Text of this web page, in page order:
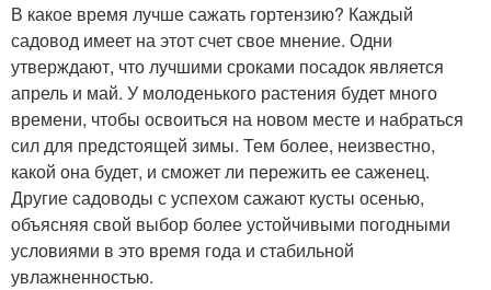
В какое время лучше сажать гортензию? Каждый
садовод имеет на этот счет свое мнение. Одни
утверждают, что лучшими сроками посадок является
апрель и май. У молоденького растения будет много
времени, чтобы освоиться на новом месте и набраться
сил для предстоящей зимы. Тем более, неизвестно,
какой она будет, и сможет ли пережить ее саженец.
Другие садоводы с успехом сажают кусты осенью,
объясняя свой выбор более устойчивыми погодными
условиями в это время года и стабильной
увлажненностью.